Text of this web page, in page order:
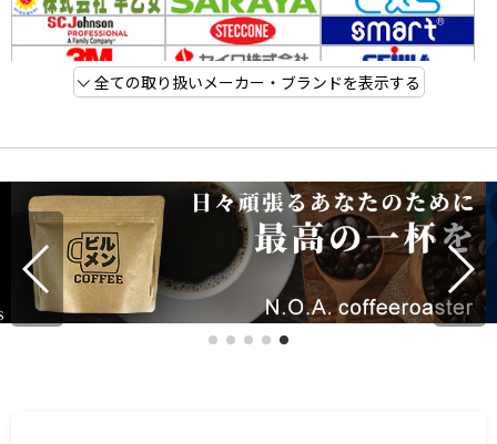
全ての取り扱いメーカー・ブランドを表示する